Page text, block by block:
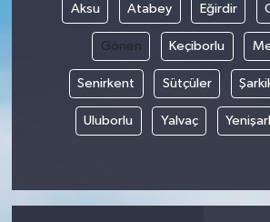
Aksu Atabey Eğirdir
Gönen Keçiborlu
Senirkent Sütçüler
Uluborlu Yalvaç
Bilim, Teknoloji